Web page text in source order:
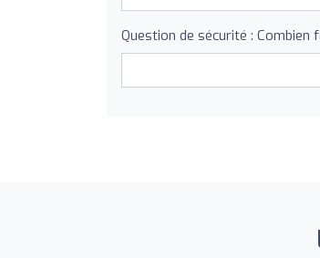
Question de sécurité : Combien